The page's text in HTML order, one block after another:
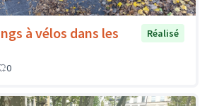
à vélos dans les
Réalisé
0